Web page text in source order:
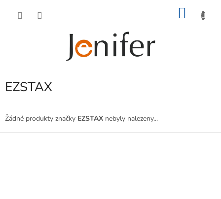
EZSTAX
Žádné produkty značky EZSTAX nebyly nalezeny...
Z